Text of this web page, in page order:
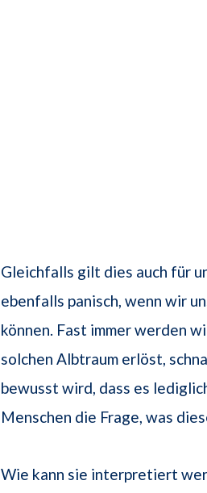
Gleichfalls gilt dies auch für
ebenfalls panisch, wenn wir
können. Fast immer werden
solchen Albtraum erlöst,
bewusst wird, dass es
Menschen die Frage, was
Wie kann sie interpretiert